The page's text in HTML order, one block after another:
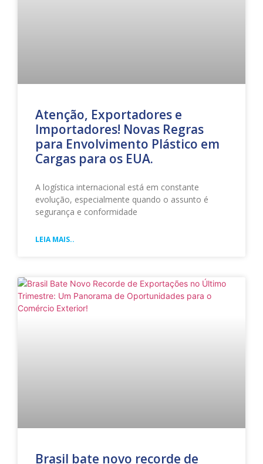
Atenção, Exportadores e
Importadores! Novas Regras
para Envolvimento Plástico em
Cargas para os EUA.
A logística internacional está em constante
evolução, especialmente quando o assunto é
segurança e conformidade
LEIA MAIS..
Brasil bate novo recorde de